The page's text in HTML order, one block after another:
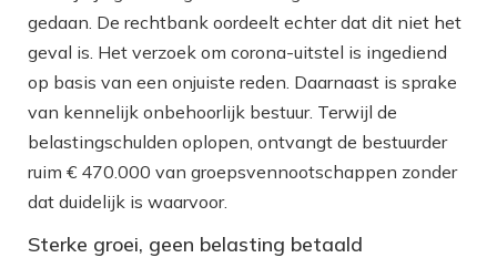
gedaan. De rechtbank oordeelt echter dat dit niet het
geval is. Het verzoek om corona-uitstel is ingediend
op basis van een onjuiste reden. Daarnaast is sprake
van kennelijk onbehoorlijk bestuur. Terwijl de
belastingschulden oplopen, ontvangt de bestuurder
ruim € 470.000 van groepsvennootschappen zonder
dat duidelijk is waarvoor.
Sterke groei, geen belasting betaald